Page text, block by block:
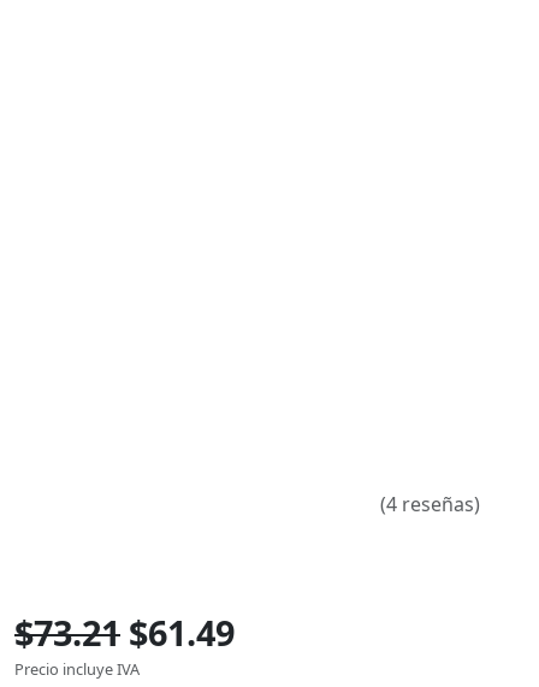
(4 reseñas)
$73.21 $61.49
Precio incluye IVA